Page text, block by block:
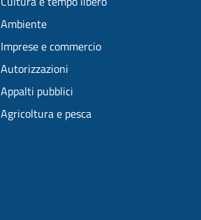
Ambiente
Imprese e commercio
Autorizzazioni
Appalti pubblici
Agricoltura e pesca